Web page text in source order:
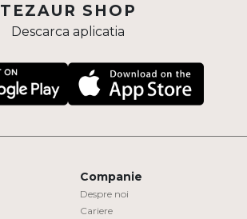
TEZAUR SHOP
Descarca aplicatia
Companie
Despre noi
Cariere